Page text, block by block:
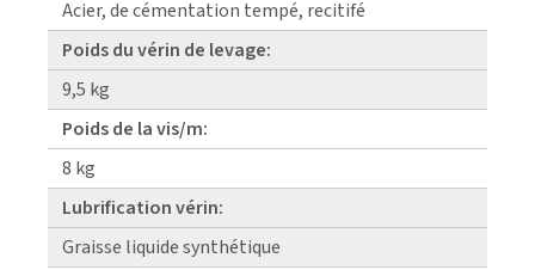
Acier, de cémentation tempé, recitifé
Poids du vérin de levage:
9,5 kg
Poids de la vis/m:
8 kg
Lubrification vérin:
Graisse liquide synthétique